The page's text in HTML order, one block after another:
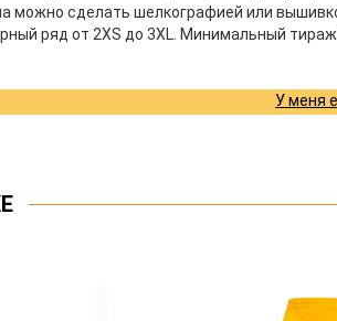
можно сделать шелкографией или
ряд от 2XS до 3XL. Минимальный тираж
У меня